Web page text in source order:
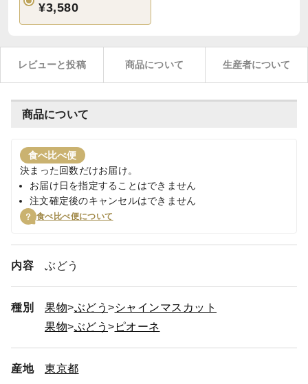
¥3,580
レビューと投稿 商品について 生産者について
商品について
食べ比べ便
決まった回数だけお届け。
お届け日を指定することはできません
注文確定後のキャンセルはできません
食べ比べ便について
内容 ぶどう
種別 果物 ぶどう
シャインマスカット
果物
ぶどう ピオーネ
産地 東京都